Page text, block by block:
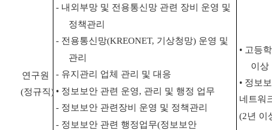
연구원
(정규직)
- 내외부망 및 전용통신망 관련 장비 운영 및
정책관리
- 전용통신망(KREONET, 기상청망) 운영 및
관리
- 유지관리 업체 관리 및 대응
• 정보보안 관련 운영, 관리 및 행정 업무
- 정보보안 관련장비 운영 및 정책관리
- 정보보안 관련 행정업무(정보보안
• 고등
이상
• 정보
네트워
(2년 이